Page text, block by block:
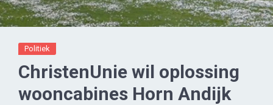
Politiek
ChristenUnie wil oplossing
wooncabines Horn Andijk